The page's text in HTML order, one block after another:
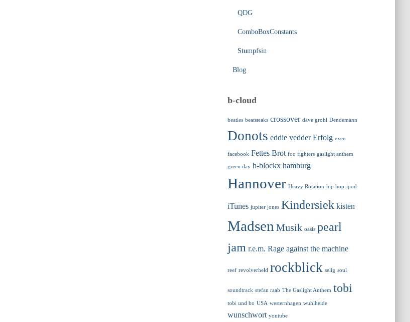
QDG
ComboBoxConstants
Stumpfsin
Blog
b-cloud
beatles beatsteaks crossover dave grohl Dendemann
Donots eddie vedder Erfolg exen
facebook Fettes Brot foo fighters gaslight anthem
green day h-blockx hamburg
Hannover Heavy Rotation hip hop ipod
iTunes jupiter jones Kindersiek kisten
Madsen Musik oasis pearl
jam r.e.m. Rage against the machine
reef revolverheld rockblick selig soul
soundtrack stefan raab The Gaslight Anthem tobi
tobi und bo USA westernhagen wuhlheide
wunschwort youtube